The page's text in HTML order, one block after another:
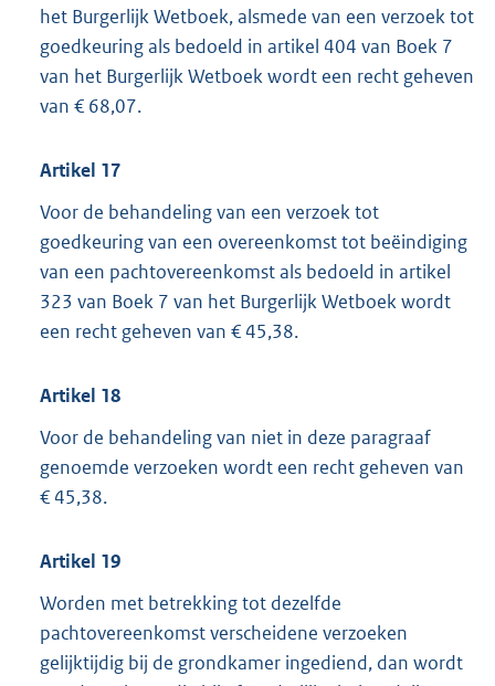
het Burgerlijk Wetboek, alsmede van een verzoek tot
goedkeuring als bedoeld in artikel 404 van Boek 7
van het Burgerlijk Wetboek wordt een recht geheven
van € 68,07.
Artikel 17
Voor de behandeling van een verzoek tot
goedkeuring van een overeenkomst tot beëindiging
van een pachtovereenkomst als bedoeld in artikel
323 van Boek 7 van het Burgerlijk Wetboek wordt
een recht geheven van € 45,38.
Artikel 18
Voor de behandeling van niet in deze paragraaf
genoemde verzoeken wordt een recht geheven van
€ 45,38.
Artikel 19
Worden met betrekking tot dezelfde
pachtovereenkomst verscheidene verzoeken
gelijktijdig bij de grondkamer ingediend, dan wordt